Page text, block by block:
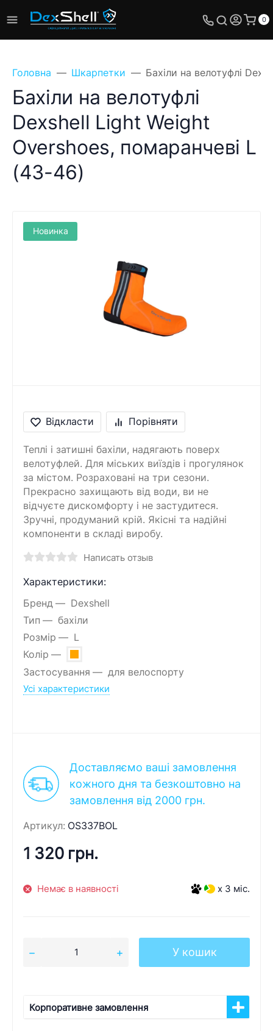
0
Головна Шкарпетки Бахіли на велотуфлі
Бахіли на велотуфлі
Dexshell Light Weight
Overshoes, помаранчеві L
(43-46)
Новинка
Відкласти Порівняти
Теплі і затишні бахіли, надягають поверх
велотуфлей. Для міських виїздів і прогулянок
за містом. Розраховані на три сезони.
Прекрасно захищають від води, ви не
відчуєте дискомфорту і не застудитеся.
Зручні, продуманий крій. Якісні та надійні
компоненти в складі виробу.
Написать отзыв
Характеристики:
Бренд
Dexshell
Тип
бахіли
Розмір
L
Колір
Застосування
для велоспорту
Усі характеристики
Доставляємо ваші замовлення
кожного дня та безкоштовно на
замовлення від 2000 грн.
Артикул: OS337BOL
1 320 грн.
Немає в наявності x 3 міс.
У кошик
Корпоративне замовлення